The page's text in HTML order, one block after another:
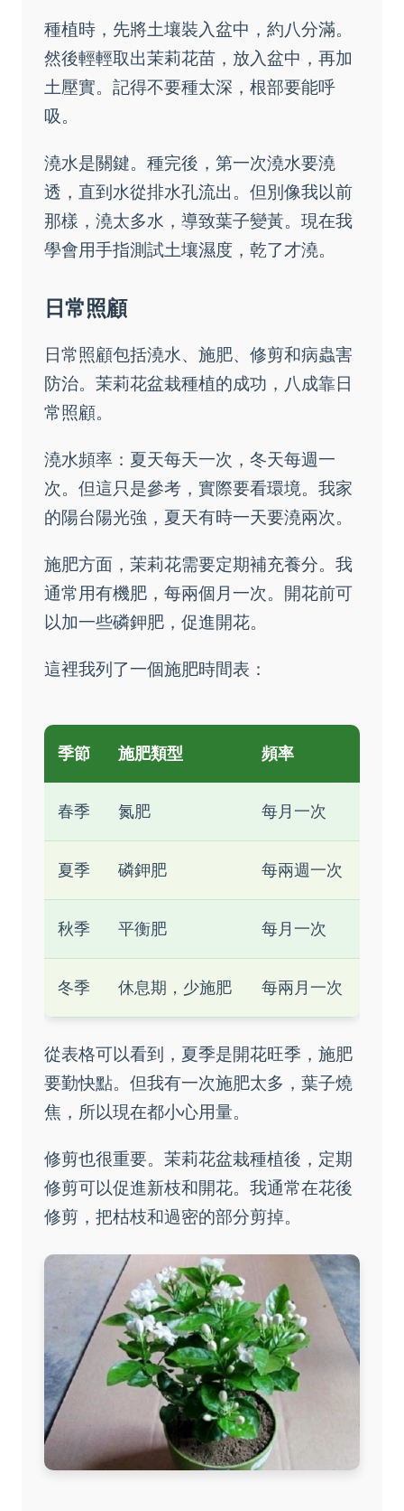
種植時，先將土壤裝入盆中，約八分滿。
然後輕輕取出茉莉花苗，放入盆中，再加
土壓實。記得不要種太深，根部要能呼
吸。
澆水是關鍵。種完後，第一次澆水要澆
透，直到水從排水孔流出。但別像我以前
那樣，澆太多水，導致葉子變黃。現在我
學會用手指測試土壤濕度，乾了才澆。
日常照顧
日常照顧包括澆水、施肥、修剪和病蟲害
防治。茉莉花盆栽種植的成功，八成靠日
常照顧。
澆水頻率：夏天每天一次，冬天每週一
次。但這只是參考，實際要看環境。我家
的陽台陽光強，夏天有時一天要澆兩次。
施肥方面，茉莉花需要定期補充養分。我
通常用有機肥，每兩個月一次。開花前可
以加一些磷鉀肥，促進開花。
這裡我列了一個施肥時間表：
季節 施肥類型 頻率
春季 氮肥 每月一次
夏季 磷鉀肥 每兩週一次
秋季 平衡肥 每月一次
冬季 休息期，少施肥 每兩月一次
從表格可以看到，夏季是開花旺季，施肥
要勤快點。但我有一次施肥太多，葉子燒
焦，所以現在都小心用量。
修剪也很重要。茉莉花盆栽種植後，定期
修剪可以促進新枝和開花。我通常在花後
修剪，把枯枝和過密的部分剪掉。